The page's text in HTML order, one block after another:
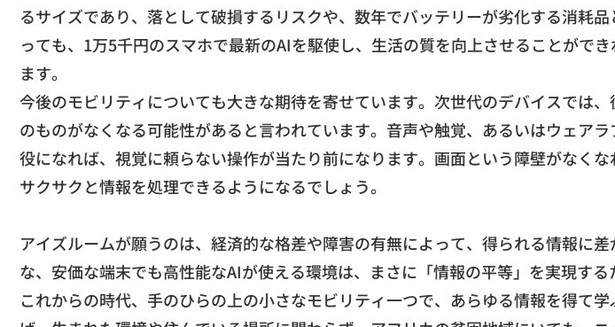
るサイズであり、 落として破損するリスクや、 数年でバッテリーが劣化する消耗品
っても、1万5千円のスマホで最新のAIを駆使し、 生活の質を向上させることができ
ます。
​今後のモビリティについても大きな期待を寄せています。 次世代のデバイスでは、
のものがなくなる可能性があると言われています。音声や触覚、 あるいはウェア
役になれば、視覚に頼らない操作が当たり前になります。 画面という障壁がなくな
サクサクと情報を処理できるようになるでしょう。
アイズルームが願うのは、経済的な格差や障害の有無によって、 得られる情報に差
な、 安価な端末でも高性能なAIが使える環境は、まさに「情報の平等」を実現する
​これからの時代、手のひらの上の小さなモビリティ一つで、 あらゆる情報を得て学